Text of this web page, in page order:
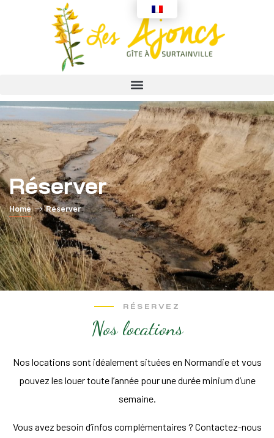
Réserver
Home Réserver
RÉSERVEZ
Nos locations
Nos locations sont idéalement situées en Normandie et vous
pouvez les louer toute l’année pour une durée minium d’une
semaine.
Vous avez besoin d’infos complémentaires ? Contactez-nous